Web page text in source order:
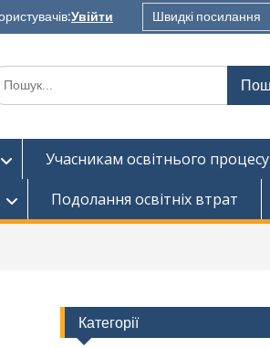
Увійти Швидкі посилання
Учасникам освітнього процесу
Подолання освітніх втрат
Категорії